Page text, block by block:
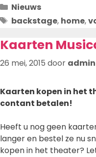
Categorieën
Nieuws
Tags
backstage, home,
Kaarten
26 mei, 2015 door admin
Kaarten kopen in het
contant betalen!
Heeft u nog geen
langer en bestel ze nu
kopen in het theater?